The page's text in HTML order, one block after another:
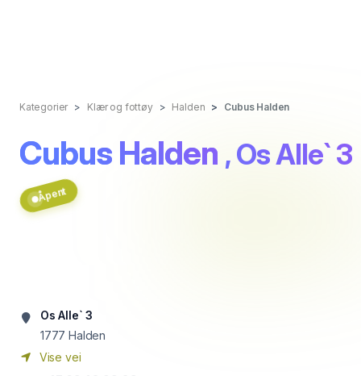
Kategorier Klær og fottøy Halden Cubus Halden
Cubus Halden , Os Alle` 3
Åpent
Os Alle` 3
1777 Halden
Vise vei